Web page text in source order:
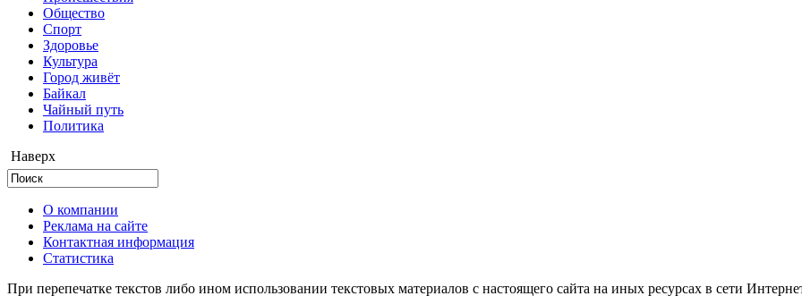
Общество
Cпорт
Здоровье
Культура
Город живёт
Байкал
Чайный путь
Политика
Наверх
О компании
Реклама на сайте
Контактная информация
Статистика
При перепечатке текстов либо ином использовании текстовых материалов с настоящего сайта на иных ресурсах в сети